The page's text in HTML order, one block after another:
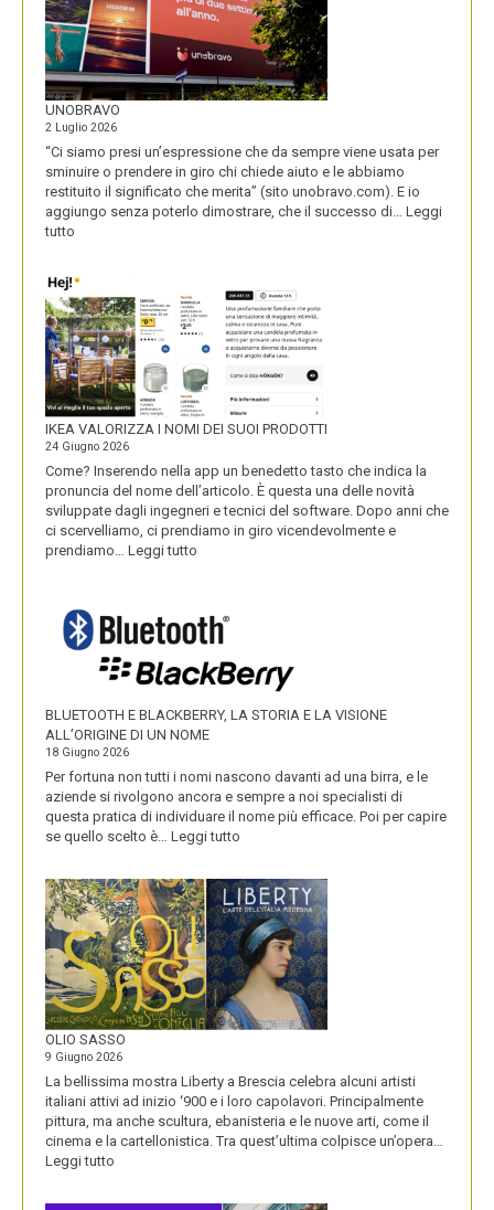
UNOBRAVO
2 Luglio 2026
“Ci siamo presi un’espressione che da sempre viene usata per
sminuire o prendere in giro chi chiede aiuto e le abbiamo
restituito il significato che merita” (sito unobravo.com). E io
aggiungo senza poterlo dimostrare, che il successo di… Leggi
tutto
IKEA VALORIZZA I NOMI DEI SUOI PRODOTTI
24 Giugno 2026
Come? Inserendo nella app un benedetto tasto che indica la
pronuncia del nome dell’articolo. È questa una delle novità
sviluppate dagli ingegneri e tecnici del software. Dopo anni che
ci scervelliamo, ci prendiamo in giro vicendevolmente e
prendiamo… Leggi tutto
NOMI
DEI
SUOI
PRODOTTI
BLUETOOTH E BLACKBERRY, LA STORIA E LA VISIONE
ALL’ORIGINE DI UN NOME
18 Giugno 2026
Per fortuna non tutti i nomi nascono davanti ad una birra, e le
aziende si rivolgono ancora e sempre a noi specialisti di
questa pratica di individuare il nome più efficace. Poi per capire
se quello scelto è… Leggi tutto
E
BLACKBERRY,
LA
STORIA
E
LA
VISIONE
ALL’ORIGINE
DI
NOME
OLIO SASSO
9 Giugno 2026
La bellissima mostra Liberty a Brescia celebra alcuni artisti
italiani attivi ad inizio ‘900 e i loro capolavori. Principalmente
pittura, ma anche scultura, ebanisteria e le nuove arti, come il
cinema e la cartellonistica. Tra quest’ultima colpisce un’opera…
Leggi tutto
SASSO